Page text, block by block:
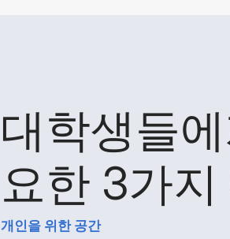
대학생들
요한 3가지
개인을 위한 공간